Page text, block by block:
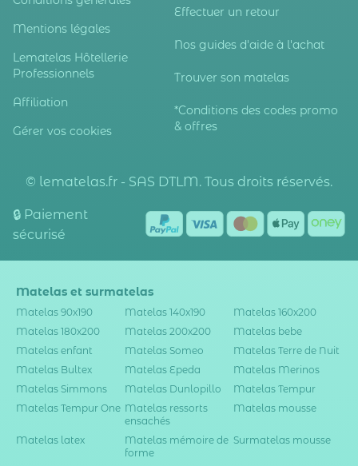
Mentions légales
Lematelas Hôtellerie
Professionnels
Affiliation
Gérer vos cookies
Effectuer un retour
Nos guides d'aide à l'achat
Trouver son matelas
*Conditions des codes promo
& offres
© lematelas.fr - SAS DTLM. Tous droits réservés.
🔒 Paiement
sécurisé
Matelas et surmatelas
Matelas 90x190 Matelas 140x190
Matelas 160x200
Matelas 180x200
Matelas 200x200
Matelas bebe
Matelas enfant
Matelas Someo
Matelas Terre de Nuit
Matelas Bultex
Matelas Epeda
Matelas Merinos
Matelas Simmons
Matelas Dunlopillo
Matelas Tempur
Matelas Tempur One Matelas ressorts
ensachés
Matelas mousse
Matelas latex
Matelas mémoire de
forme
Surmatelas mousse